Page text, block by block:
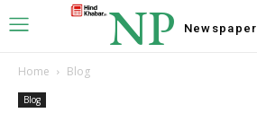
NP Newspaper
Home Blog
Blog